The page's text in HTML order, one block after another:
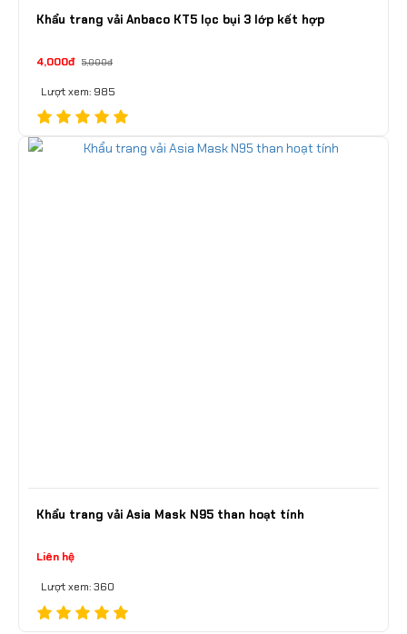
Khẩu trang vải Anbaco KT5 lọc bụi 3 lớp kết hợp
4,000đ 5,000đ
Lượt xem: 985
Khẩu trang vải Asia Mask N95 than hoạt tính
Liên hệ
Lượt xem: 360